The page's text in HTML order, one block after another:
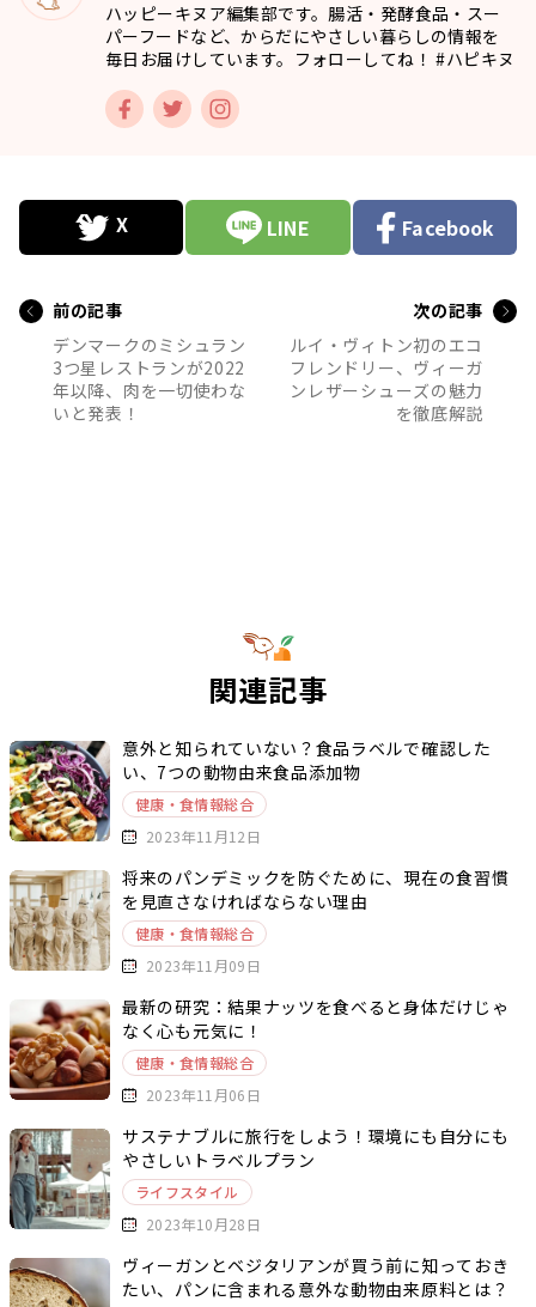
ハッピーキヌア編集部です。腸活・発酵食品・スー
パーフードなど、からだにやさしい暮らしの情報を
毎日お届けしています。フォローしてね！ #ハピキヌ
LINE Facebook
前の記事
デンマークのミシュラン
3つ星レストランが2022
年以降、肉を一切使わな
いと発表！
次の記事
ルイ・ヴィトン初のエコ
フレンドリー、ヴィーガ
ンレザーシューズの魅力
を徹底解説
関連記事
意外と知られていない？食品ラベルで確認した
い、7つの動物由来食品添加物
健康・食情報総合
2023年11月12日
将来のパンデミックを防ぐために、現在の食習慣
を見直さなければならない理由
健康・食情報総合
2023年11月09日
最新の研究：結果ナッツを食べると身体だけじゃ
なく心も元気に！
健康・食情報総合
2023年11月06日
サステナブルに旅行をしよう！環境にも自分にも
やさしいトラベルプラン
ライフスタイル
2023年10月28日
ヴィーガンとベジタリアンが買う前に知っておき
たい、パンに含まれる意外な動物由来原料とは？